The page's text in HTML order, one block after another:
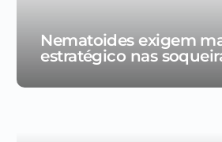
Nematoides exigem
estratégico nas